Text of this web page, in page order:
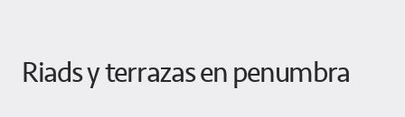
Riads y terrazas en penumbra